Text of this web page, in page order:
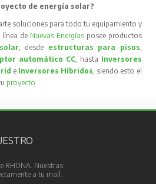
de energía solar?
soluciones para todo tu equipamiento y
línea de Nuevas Energíasposee productos
, desde estructuras para pisos,
automático CC, hasta Inversores
e Inversores Híbridos, siendo esto el
proyecto.
RHONA. Nuestras
a tu mail.